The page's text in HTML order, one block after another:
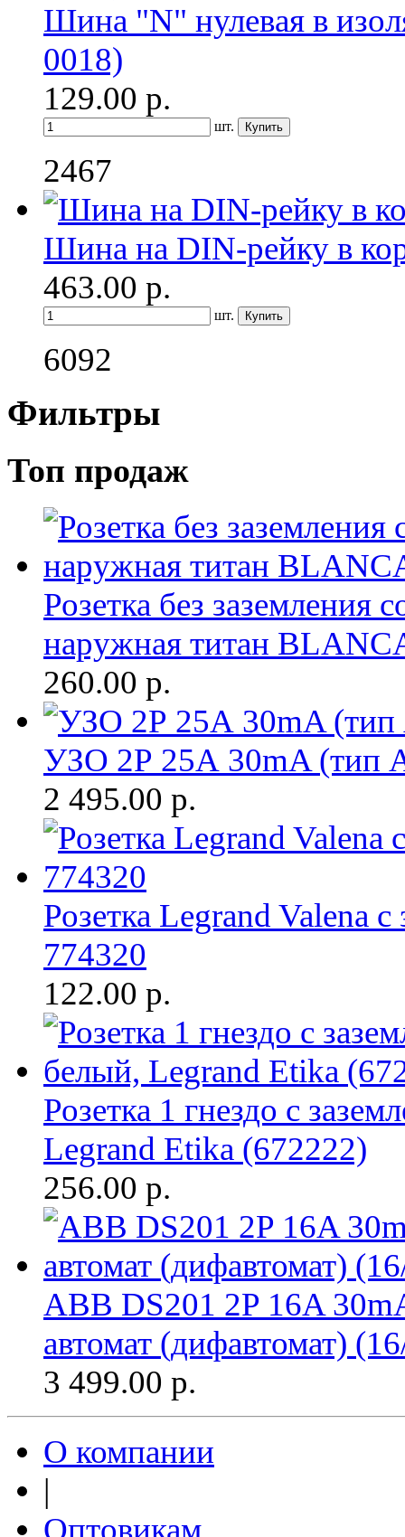
Шина "N" нулевая в
0018)
129.00 р.
шт.
2467
Шина на DIN-рейку в
463.00 р.
шт.
6092
Фильтры
Топ продаж
Розетка без
наружная титан
260.00 р.
УЗО 2Р 25А 30mA (тип
2 495.00 р.
Розетка Legrand Valena
774320
122.00 р.
Розетка 1 гнездо с
Legrand Etika (672222)
256.00 р.
ABB DS201 2P 16A
автомат (дифавтомат)
3 499.00 р.
О компании
|
Оптовикам